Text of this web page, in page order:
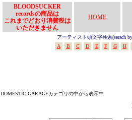
BLOODSUCKER
recordsの商品は
これまでどおり消費税は
いただきません
HOME
アーティスト頭文字検索(serach
A
B C D E F G H
DOMESTIC:GARAGEカテゴリの中から表示中